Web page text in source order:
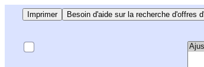
Imprimer Besoin d'aide sur la recherche d'offres